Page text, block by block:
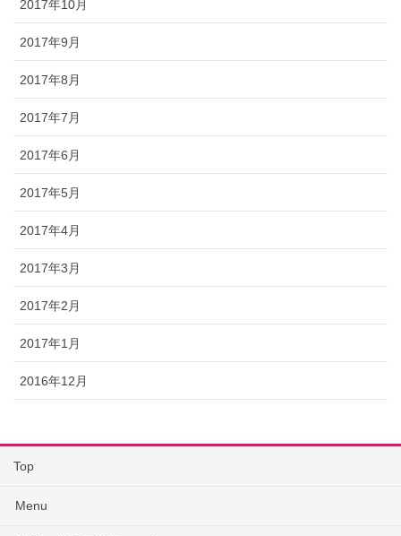
2017年10月
2017年9月
2017年8月
2017年7月
2017年6月
2017年5月
2017年4月
2017年3月
2017年2月
2017年1月
2016年12月
Top
Menu